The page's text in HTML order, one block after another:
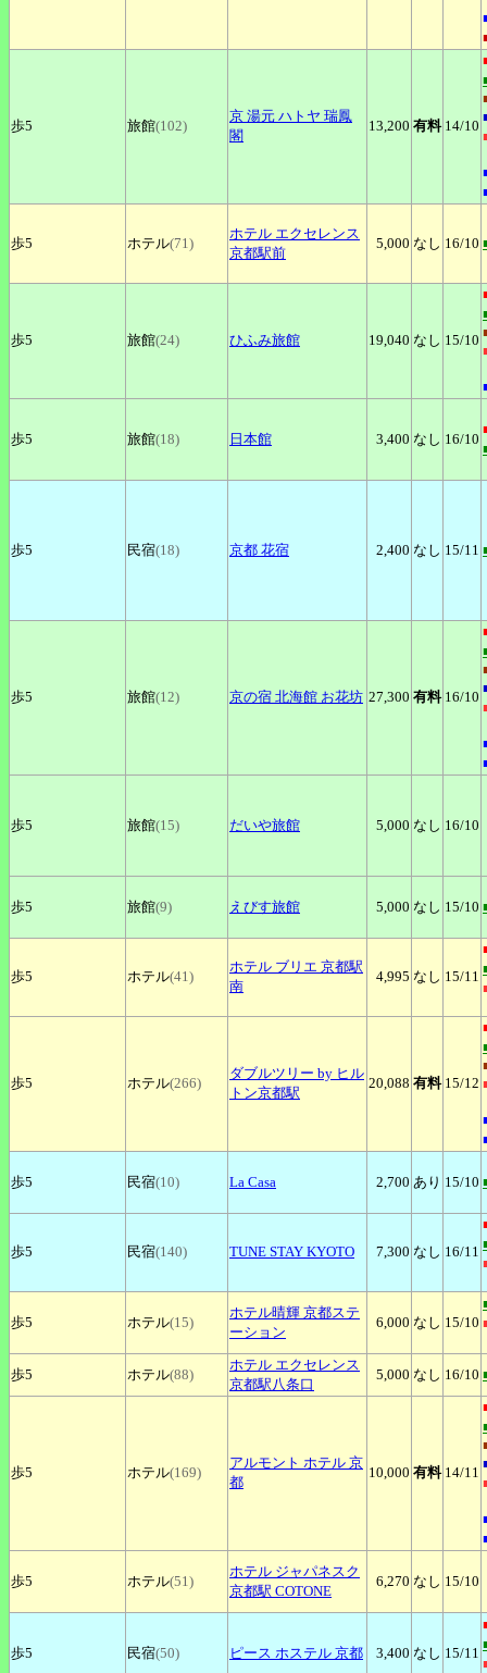
歩5 旅館(102)
京 湯元 ハトヤ 瑞鳳
閣
13,200 有料 14/10
歩5 ホテル(71)
ホテル エクセレンス
京都駅前
5,000 なし 16/10
歩5 旅館(24) ひふみ旅館 19,040 なし 15/10
歩5 旅館(18) 日本館 3,400 なし 16/10
歩5 民宿(18) 京都 花宿 2,400 なし 15/11
歩5 旅館(12) 京の宿 北海館 お花坊 27,300 有料 16/10
歩5 旅館(15) だいや旅館 5,000 なし 16/10
歩5 旅館(9) えびす旅館 5,000 なし 15/10
歩5 ホテル(41)
ホテル ブリエ 京都駅
南
4,995 なし 15/11
歩5 ホテル(266)
ダブルツリー by ヒル
トン京都駅
20,088 有料 15/12
歩5 民宿(10) La Casa 2,700 あり 15/10
歩5 民宿(140) TUNE STAY KYOTO 7,300 なし 16/11
歩5 ホテル(15)
ホテル晴輝 京都ステ
ーション
6,000 なし 15/10
歩5 ホテル(88)
ホテル エクセレンス
京都駅八条口
5,000 なし 16/10
歩5 ホテル(169)
アルモント ホテル 京
都
10,000 有料 14/11
歩5 ホテル(51)
ホテル ジャパネスク
京都駅 COTONE
6,270 なし 15/10
歩5 民宿(50) ピース ホステル 京都 3,400 なし 15/11